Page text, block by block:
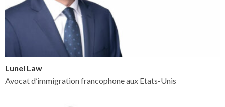
Lunel Law
Avocat d’immigration francophone aux Etats-Unis